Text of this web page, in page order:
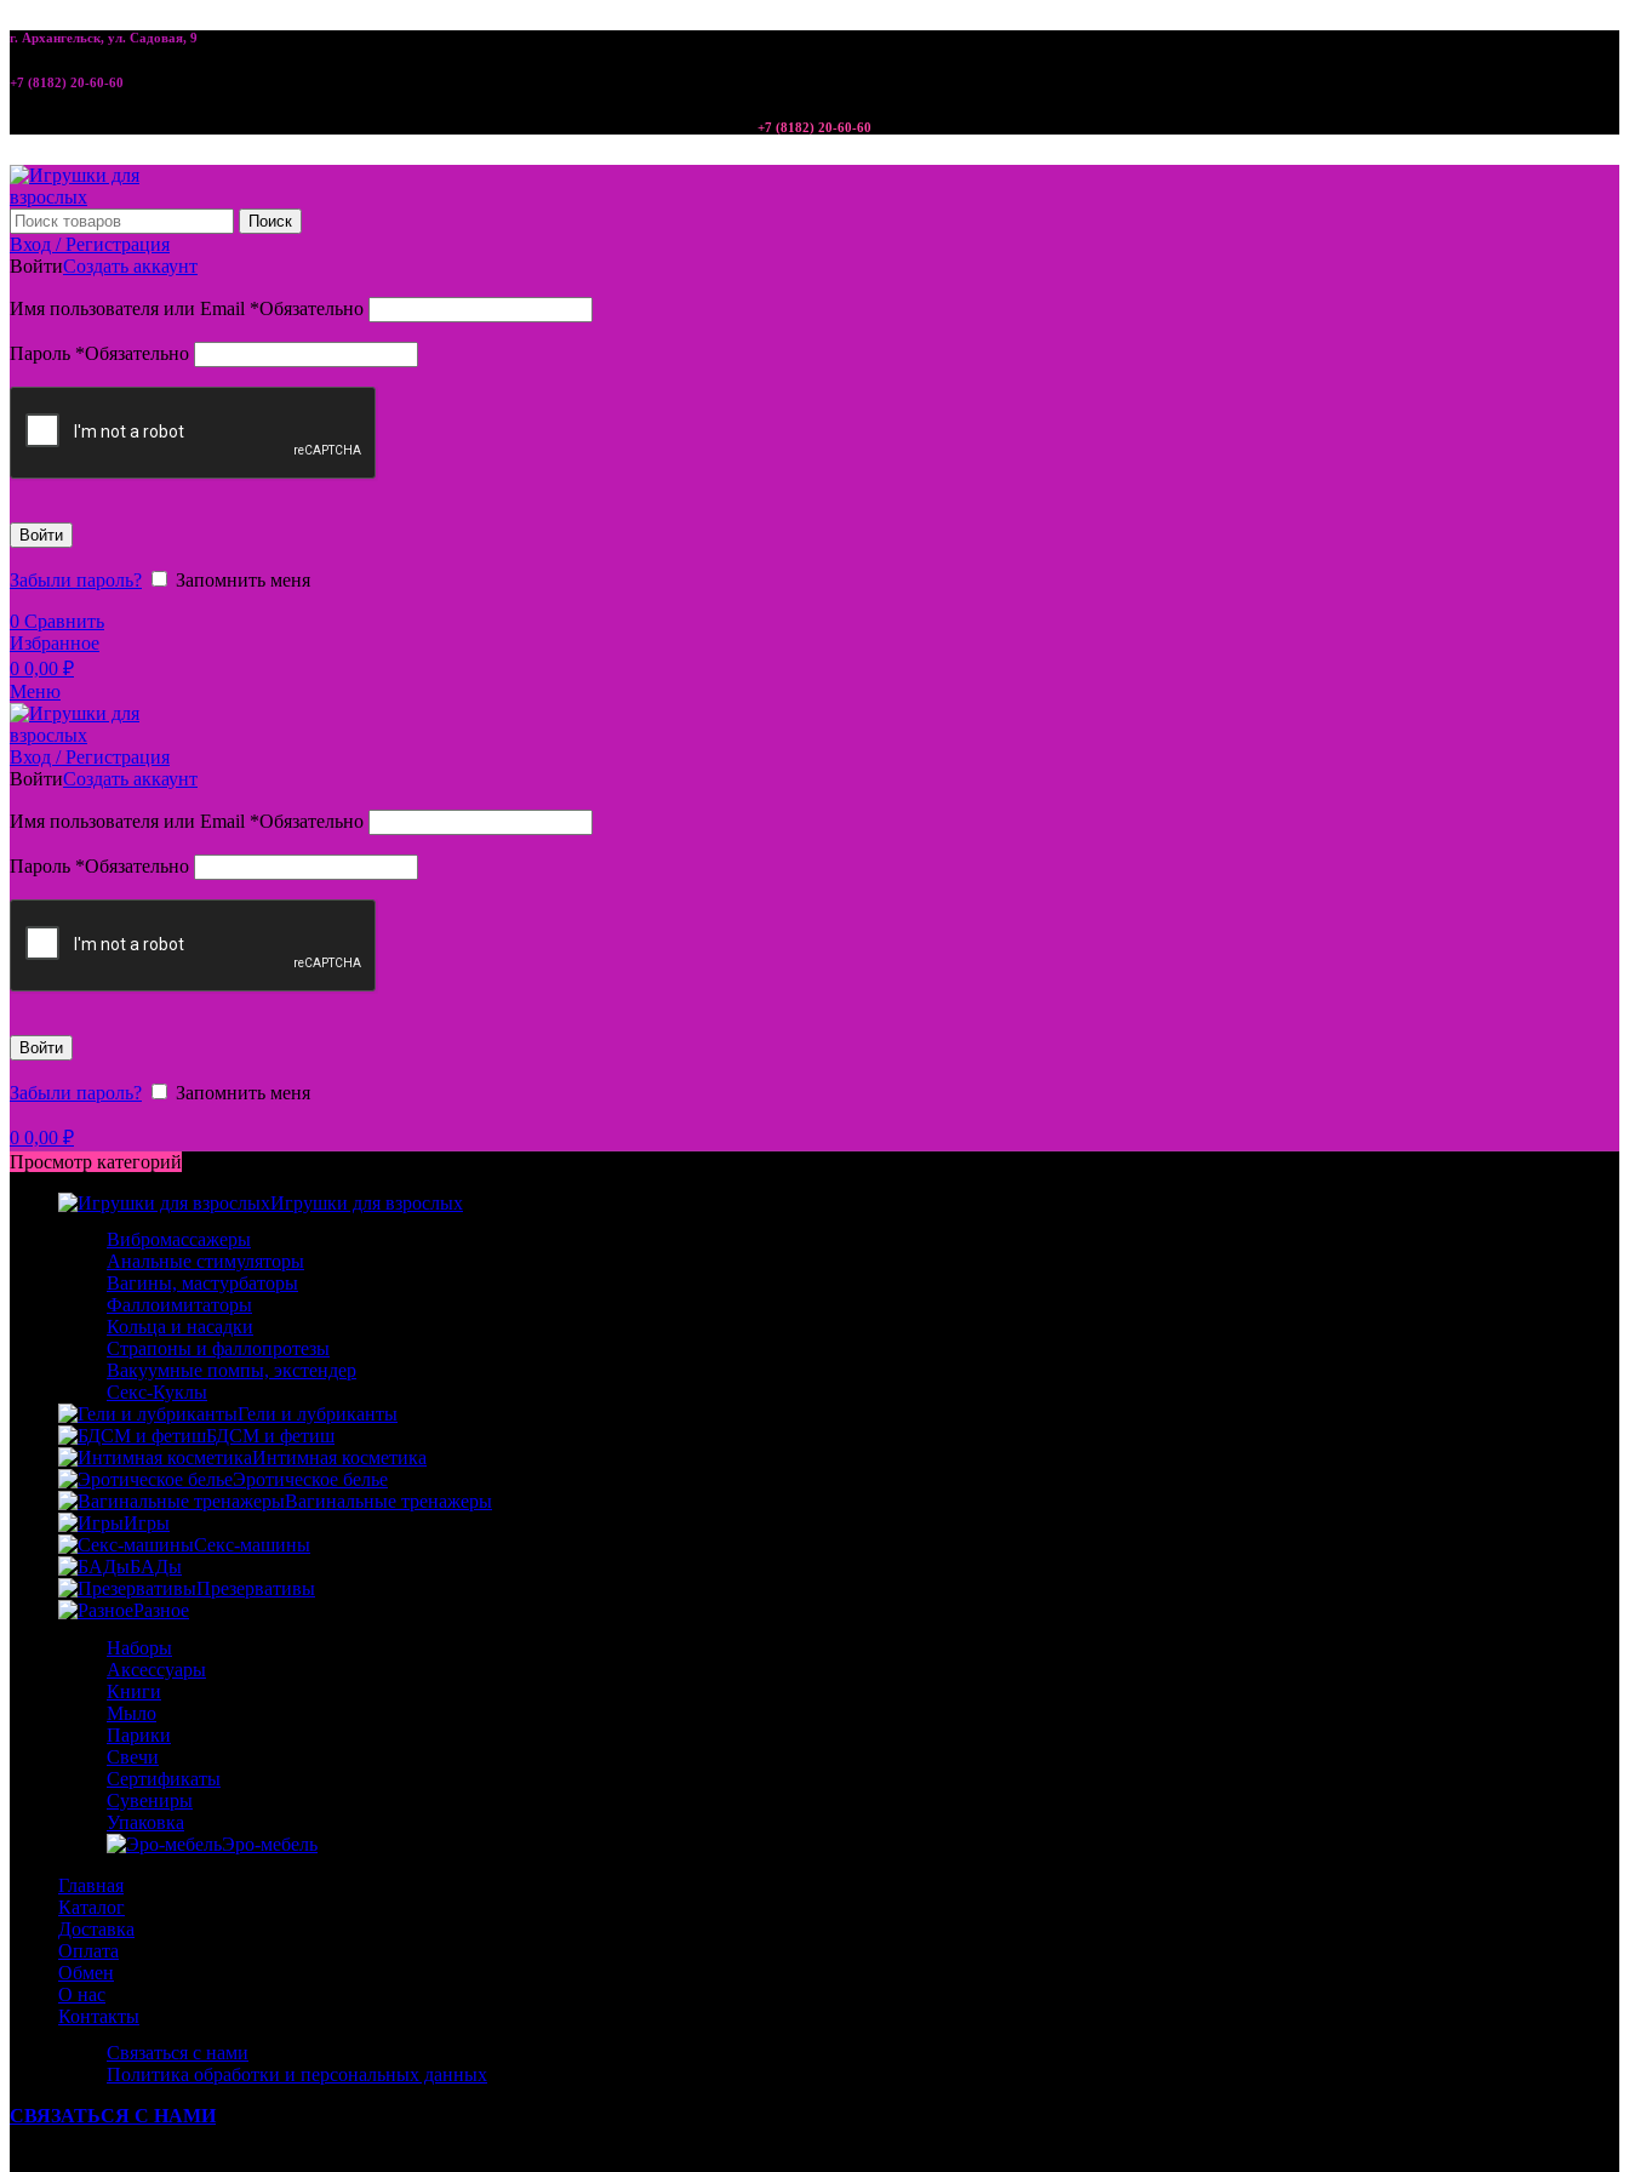
г. Архангельск, ул. Садовая, 9
+7 (8182) 20-60-60
+7 (8182) 20-60-60
Поиск
Вход / Регистрация
ВойтиСоздать аккаунт
Имя пользователя или Email *Обязательно
Пароль *Обязательно
Войти
Забыли пароль?
Запомнить меня
0 Сравнить
Избранное
0 0,00 ₽
Меню
Вход / Регистрация
ВойтиСоздать аккаунт
Имя пользователя или Email *Обязательно
Пароль *Обязательно
Войти
Забыли пароль? Запомнить меня
0 0,00 ₽
Просмотр категорий
Игрушки для взрослых
Вибромассажеры
Анальные стимуляторы
Вагины, мастурбаторы
Фаллоимитаторы
Кольца и насадки
Страпоны и фаллопротезы
Вакуумные помпы, экстендер
Секс-Куклы
Гели и лубриканты
БДСМ и фетиш
Интимная косметика
Эротическое белье
Вагинальные тренажеры
Игры
Секс-машины
БАДы
Презервативы
Разное
Наборы
Аксессуары
Книги
Мыло
Парики
Свечи
Сертификаты
Сувениры
Упаковка
Эро-мебель
Главная
Каталог
Доставка
Оплата
Обмен
О нас
Контакты
Связаться с нами
Политика обработки и персональных данных
СВЯЗАТЬСЯ С НАМИ